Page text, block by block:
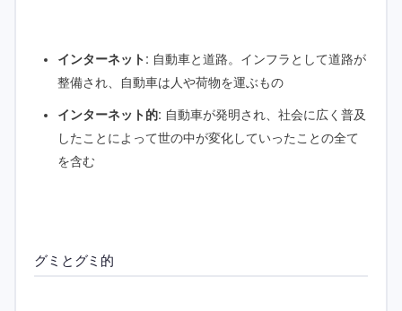
インターネット: 自動車と道路。インフラとして道路が
整備され、自動車は人や荷物を運ぶもの
インターネット的: 自動車が発明され、社会に広く普及
したことによって世の中が変化していったことの全て
を含む
グミとグミ的